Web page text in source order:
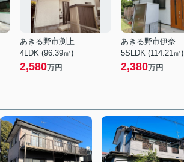
あきる野市渕上
4LDK (96.39㎡)
2,580万円
あきる野市伊奈
5SLDK (114.21㎡)
2,380万円